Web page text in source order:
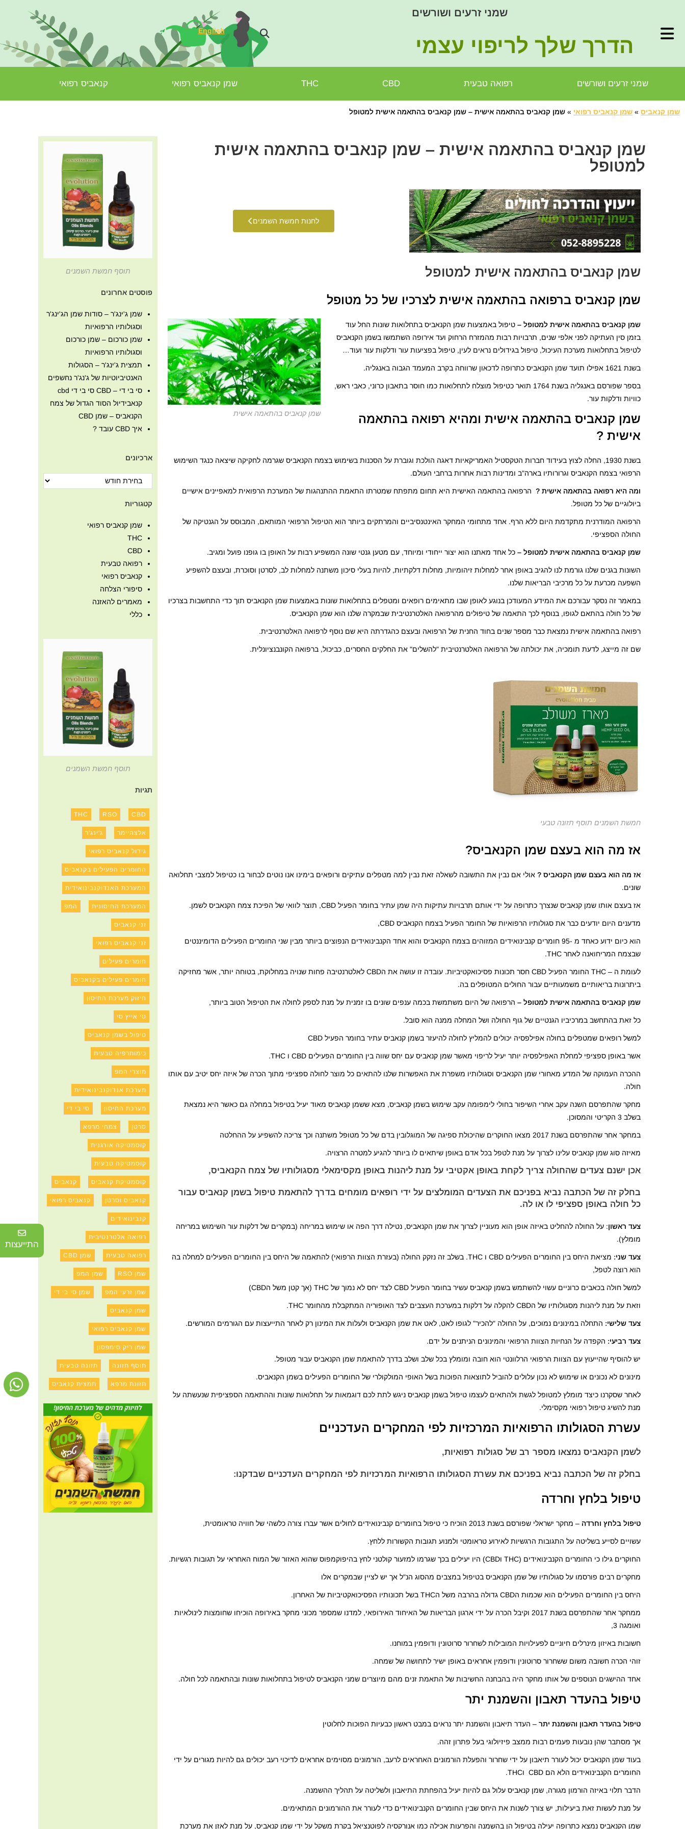
שמני זרעים ושורשים
הדרך שלך לריפוי עצמי
English
שמני זרעים ושורשים רפואה טבעית CBD
THC שמן קנאביס רפואי קנאביס רפואי
שמן קנאביס » שמן קנאביס רפואי » שמן קנאביס בהתאמה אישית – שמן קנאביס בהתאמה אישית למטופל
שמן קנאביס בהתאמה אישית – שמן קנאביס בהתאמה אישית
למטופל
לחנות חמשת השמנים
שמן קנאביס בהתאמה אישית למטופל
שמן קנאביס ברפואה בהתאמה אישית לצרכיו של כל מטופל
שמן קנאביס בהתאמה אישית
שמן קנאביס בהתאמה אישית למטופל – טיפול באמצעות שמן הקנאביס בתחלואות שונות החל עוד
בזמן סין העתיקה לפני אלפי שנים, תרבויות רבות מהמזרח הרחוק ועד אירופה השתמשו בשמן הקנאביס
לטיפול בתחלואות מערכת העיכול, טיפול בגידולים נראים לעין, טיפול בפציעות עור ודלקות עור ועוד…
בשנת 1621 אפילו תועד שמן הקנאביס כתרופה לדכאון שרווחה בקרב המעמד הגבוה באנגליה.
בספר שפורסם באנגליה בשנת 1764 תואר כטיפול מוצלח לתחלואות כמו חוסר בתאבון כרוני, כאבי ראש,
כוויות ודלקות עור.
שמן קנאביס בהתאמה אישית ומהיא רפואה בהתאמה
אישית ?
בשנת 1930, החלה לצוץ בעידוד חברות הטקסטיל האמריקאיות דאגה הולכת וגוברת על הסכנות בשימוש בצמח הקנאביס שגרמה לחקיקה שיצאה כנגד השימוש
הרפואי בצמח הקנאביס וגרורותיו בארה"ב ומדינות רבות אחרות ברחבי העולם.
ומה היא רפואה בהתאמה אישית ? הרפואה בהתאמה האישית היא תחום מתפתח שמטרתו התאמת ההתנהגות של המערכת הרפואית למאפיינים אישיים
ביולוגיים של כל מטופל.
הרפואה המודרנית מתקדמת היום ללא הרף. אחד מתחומי המחקר האינטנסיביים והמרתקים ביותר הוא הטיפול הרפואי המותאם, המבוסס על הגנטיקה של
החולה הספציפי.
שמן קנאביס בהתאמה אישית למטופל – כל אחד מאתנו הוא יצור ייחודי ומיוחד, עם מטען גנטי שונה המשפיע רבות על האופן בו גופנו פועל ומגיב.
השונות בגנים שלנו גורמת לנו להגיב באופן אחר למחלות זיהומיות, מחלות דלקתיות, להיות בעלי סיכון משתנה למחלות לב, לסרטן וסוכרת, ובעצם להשפיע
השפעה מכרעת על כל מרכיבי הבריאות שלנו.
במאמר זה נסקר עבורכם את המידע המעודכן בנוגע לאופן שבו מתאימים רופאים ומטפלים בתחלואות שונות באמצעות שמן הקנאביס תוך כדי התחשבות בצרכיו
של כל חולה בהתאם לגופו, בנוסף לכך התאמה של טיפולים מהרפואה האלטרנטיבית שבמקרה שלנו הוא שמן הקנאביס.
רפואה בהתאמה אישית נמצאת כבר מספר שנים בחוד החנית של הרפואה ובעצם כהגדרתה היא שם נוסף לרפואה האלטרנטיבית.
שם זה מייצג, לדעת תומכיה, את יכולתה של הרפואה האלטרנטיבית "להשלים" את החלקים החסרים, כביכול, ברפואה הקונבנציונלית.
חמשת השמנים תוסף תזונה טבעי
אז מה הוא בעצם שמן הקנאביס?
אז מה הוא בעצם שמן הקנאביס ? אולי אם נבין את התשובה לשאלה זאת נבין למה מטפלים עתיקים ורופאים בימינו אנו נוטים לבחור בו כטיפול למצבי תחלואה
שונים.
אז בעצם אותו שמן קנאביס שנצרך כתרופה על ידי אותם תרבויות עתיקות היה שמן עתיר בחומר הפעיל CBD, תוצר לוואי של הפיכת צמח הקנאביס לשמן.
מדענים היום יודעים כבר את סגולותיו הרפואיות של החומר הפעיל בצמח הקנאביס CBD,
הוא כיום ידוע כאחד מ -95 חומרים קנבינואידים המזוהים בצמח הקנאביס והוא אחד הקנבינואידים הנפוצים ביותר מבין שני החומרים הפעילים הדומיננטים
שבצמח המריחואנה לאחר THC.
לעומת ה – THC החומר הפעיל CBD חסר תכונות פסיכואקטיביות. עובדה זו עושה את הCBD לאלטרנטיבה פחות שנויה במחלוקת, בטוחה יותר, אשר מחזיקה
ביתרונות בריאותיים משמעותיים עבור החולים המטופלים בה.
שמן קנאביס בהתאמה אישית למטופל – הרפואה של היום משתמשת בכמה ענפים שונים בו זמנית על מנת לספק לחולה את הטיפול הטוב ביותר,
כל זאת בהתחשב במרכיביו הגנטיים של גוף החולה ושל המחלה ממנה הוא סובל.
למשל רופאים שמטפלים בחולה אפילפסיה יכולים להמליץ לחולה להיעזר בשמן קנאביס עתיר בחומר הפעיל CBD
אשר באופן ספציפי למחלת האפילפסיה יותר יעיל לריפוי מאשר שמן קנאביס עם יחס שווה בין החומרים הפעילים CBD ו THC.
ההכרה העמוקה של המדע מאחורי שמן הקנאביס וסגולותיו משפרת את האפשרות שלנו להתאים כל מוצר לחולה ספציפי מתוך הכרה של איזה יחס יטיב עם אותו
חולה.
מחקר שהתפרסם השנה עקב אחרי השיפור בחולי לימפומה עקב שימוש בשמן קנאביס, מצא ששמן קנאביס מאוד יעיל בטיפול במחלה גם כאשר היא נמצאת
בשלב 3 הקריטי והמסוכן.
במחקר אחר שהתפרסם בשנת 2017 מצאו החוקרים שהיכולת ספיגה של המוגלובין בדם של כל מטופל משתנה וכך צריכה להשפיע על ההחלטה
מאיזה סוג שמן קנאביס עלינו לצרוך על מנת לטפל בכל אדם באופן שיתאים לו ביותר להגיע למטרה הרצויה.
אכן ישנם צעדים שהחולה צריך לקחת באופן אקטיבי על מנת ליהנות באופן מקסימאלי מסגולותיו של צמח הקנאביס,
בחלק זה של הכתבה נביא בפניכם את הצעדים המומלצים על ידי רופאים מומחים בדרך להתאמת טיפול בשמן קנאביס עבור
כל חולה באופן ספציפי לו או לה.
צעד ראשון: על החולה להחליט באיזה אופן הוא מעוניין לצרוך את שמן הקנאביס, נטילה דרך הפה או שימוש במריחה (במקרים של דלקות עור השימוש במריחה
מומלץ).
צעד שני:
מציאת היחס בין החומרים הפעילים CBD ו THC. בשלב זה נזקק החולה (בעזרת הצוות הרפואי) להתאמה של היחס בין החומרים הפעילים למחלה בה
הוא רוצה לטפל,
למשל חולה בכאבים כרוניים עשוי להשתמש בשמן קנאביס עשיר בחומר הפעיל CBD לצד יחס לא נמוך של THC (אך קטן משל הCBD)
וזאת על מנת ליהנות מסגולותיו של הCBD להקלה על דלקות במערכת העצבים לצד האופוריה המתקבלת מהחומר THC.
צעד שלישי: התחלה במינונים נמוכים, על החולה "להכיר" לגופו לאט, לאט את שמן הקנאביס ולעלות את המינון רק לאחר התייעצות עם הגורמים המורשים.
צעד רביעי: הקפדה על הנחיות הצוות הרפואי והמינונים הניתנים על ידם.
יש להוסיף שהייעוץ עם הצוות הרפואי הרלוונטי הוא חובה ומומלץ בכל שלב ושלב בדרך להתאמת שמן הקנאביס עבור מטופל.
מינונים לא נכונים או שימוש לא נכון עלולים להוביל לתוצאות הפוכות בשל האופי המולקולרי של החומרים הפעילים בשמן הקנאביס.
לאחר שסקרנו כיצד מומלץ למטופל לגשת ולהתאים לעצמו טיפול בשמן קנאביס ניגש לתת לכם דוגמאות על תחלואות שונות וההתאמה הספציפית שנעשתה על
מנת להשיג טיפול רפואי מקסימלי.
עשרת הסגולותו הרפואיות המרכזיות לפי המחקרים העדכניים
לשמן הקנאביס נמצאו מספר רב של סגולות רפואיות,
בחלק זה של הכתבה נביא בפניכם את עשרת הסגולותו הרפואיות המרכזיות לפי המחקרים העדכניים שבדקנו:
טיפול בלחץ וחרדה
טיפול בלחץ וחרדה – מחקר ישראלי שפורסם בשנת 2013 הוכיח כי טיפול בחומרים קנבינואידים לחולים אשר עברו צורה כלשהי של חוויה טראומטית,
עשויים לסייע בשליטה על התגובות הרגשיות לאירוע טראומטי ולמנוע תגובות הקשורות ללחץ.
החוקרים גילו כי החומרים הקנבינואידים (THC וCBD) היו יעילים בכך שגרמו למזעור קולטני לחץ בהיפוקמפוס שהוא האזור של המוח האחראי על תגובות רגשיות.
מחקרים רבים פורסמו על סגולותיו של שמן הקנאביס בטיפול במצבים מהסוג הנ"ל אך יש לציין שבמקרים אלו
היחס בין החומרים הפעילים הוא שכמות הCBD גדולה בהרבה משל הTHC בשל תכונותיו הפסיכואקטיביות של האחרון.
ממחקר אחר שהתפרסם בשנת 2017 וקיבל הכרה על ידי ארגון הבריאות של האיחוד האירופאי, למדנו שמספר מכוני מחקר באירופה הוכיחו שחומצות לינולאיות
ואומגה 3,
חשובות באיזון מינרלים חיוניים לפעילויות המובילות לשחרור סרוטונין ודופמין במוחנו.
זוהי הכרה חשובה משום ששחרור סרוטונין ודופמין אחראים באופן ישיר לתחושה של שמחה.
אחד ההישגים הנוספים של אותו מחקר היה בהבחנה החשיבות של התאמת זנים מהם מיוצרים שמני הקנאביס לטיפול בתחלואות שונות ובהתאמה לכל חולה.
טיפול בהעדר תאבון והשמנת יתר
טיפול בהעדר תאבון והשמנת יתר – העדר תיאבון והשמנת יתר נראים במבט ראשון כבעיות הפוכות לחלוטין
אך מסתבר שהן נובעות פעמים רבות ממצב פיזיולוגי בעל פתרון זהה.
בעוד שמן הקנאביס יכול לעורר תיאבון על ידי שחרור והפעלת הורמונים האחראים לרעב, הורמונים מסוימים אחראים לדיכוי רעב יכולים גם להיות מגורים על ידי
החומרים הקנבינואידים הלא הם CBD וTHC.
הדבר תלוי באיזה הורמון מגורה, שמן קנאביס עלול גם להיות יעיל בהפחתת התיאבון ולשליטה על תהליך ההשמנה.
על מנת לעשות זאת ביעילות, יש צורך לשנות את היחס שבין החומרים הקנבינואידים כדי לעורר את ההורמונים המתאימים.
שמן הקנאביס נמצא כתרופה יעילה בטיפול הן בהשמנה והפרעות אכילה כמו אנורקסיה לפוטנציאל בקרת משקל על ידי שמן קנאביס, על מנת לאזן את מערכת
תוסף חמשת השמנים
פוסטים אחרונים
שמן ג'ינג'ר – סודות שמן הג'ינג'ר
וסגולותיו הרפואיות
שמן כורכום – שמן כורכום
וסגולותיו הרפואיות
תמצית ג'ינג'ר – הסגולות
האנטיביוטיות של ג'נג'ר נחשפים
סי בי די – CBD סי בי די cbd
קנאבידיול הסוד הגדול של צמח
הקנאביס – שמן CBD
איך CBD עובד ?
ארכיונים
קטגוריות
שמן קנאביס רפואי
THC
CBD
רפואה טבעית
קנאביס רפואי
סיפורי הצלחה
מאמרים להאזנה
כללי
תוסף חמשת השמנים
תגיות
CBD
RSO
THC
אלצהיימר ג'ינג'ר
גידול קנאביס רפואי
החומרים הפעילים בקנאביס
המערכת האנדוקנבינואידית
המערכת החיסונית המפ
זני קנאביס
זני קנאביס רפואי
חומרים פעילים
חומרים פעילים בקנאביס
חיזוק מערכת החיסון
טי אייץ סי
טיפול בשמן קנאביס
כימותרפיה טבעית
מוצרי המפ
מערכת אנדוקנבינואידית
מערכת החיסון סי בי די
סרטן צמחי מרפא
קוסמטיקה אורגנית
קוסמטיקה טבעית
קוסמטיקת קנאביס קנאביס
קנאביס וסרטן קנאביס רפואי
קנבינואידים
רפואה אלטרנטיבית
רפואה טבעית שמן CBD
שמן RSO שמן המפ
שמן זרעי המפ שמן סי בי די
שמן קנאביס
שמן קנאביס רפואי
שמן ריק סימפסון
תוסף תזונה תזונה טבעית
תזונת מרפא תמצית קנאביס
התייעצות